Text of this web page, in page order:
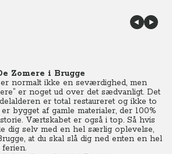
Zomere i Brugge
normalt ikke en seværdighed, men
er noget ud over det sædvanligt. Det
er total restaureret og ikke to
bygget af gamle materialer, der 100%
Værtskabet er også i top. Så hvis
dig selv med en hel særlig oplevelse,
at du skal slå dig ned enten en hel